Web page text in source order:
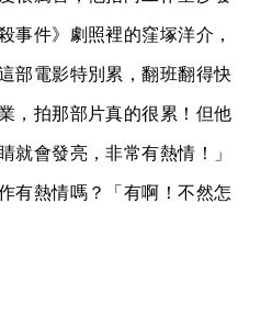
事件》劇照裡的窪塚洋介，
部電影特別累，翻班翻得快
，拍那部片真的很累！但他
就會發亮，非常有熱情！」
有熱情嗎？「有啊！不然怎